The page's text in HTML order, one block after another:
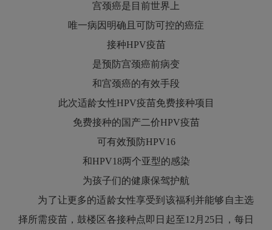
宫颈癌是目前世界上
唯一病因明确且可防可控的癌症
接种HPV疫苗
是预防宫颈癌前病变
和宫颈癌的有效手段
此次适龄女性HPV疫苗免费接种项目
免费接种的国产二价HPV疫苗
可有效预防HPV16
和HPV18两个亚型的感染
为孩子们的健康保驾护航
为了让更多的适龄女性享受到该福利并能够自主选
择所需疫苗，鼓楼区各接种点即日起至12月25日，每日